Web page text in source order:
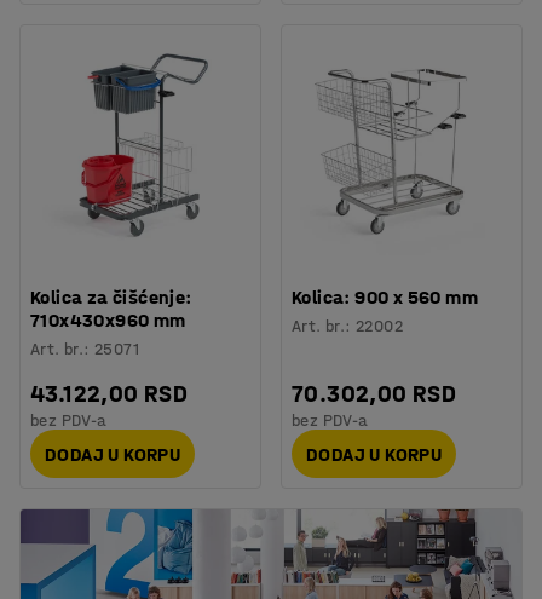
Kolica za čišćenje:
710x430x960 mm
Art. br.: 25071
43.122,00 RSD
bez PDV-a
DODAJ U KORPU
Kolica: 900 x 560 mm
Art. br.: 22002
70.302,00 RSD
bez PDV-a
DODAJ U KORPU